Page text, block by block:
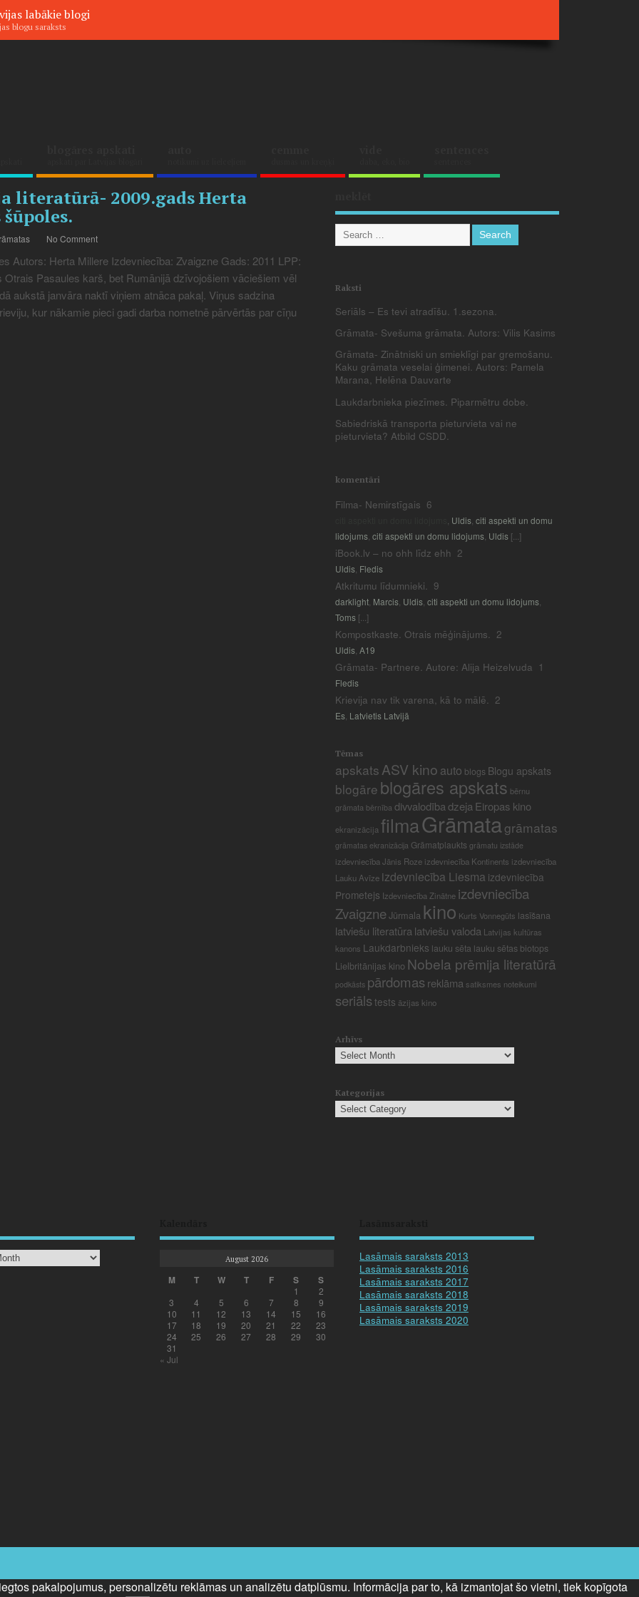
labākie blogi
blogu saraksts
literatūrā- 2009.gads Herta
No Comment
Autors: Herta Millere Izdevniecība: Zvaigzne Gads: 2011 LPP:
Otrais Pasaules karš, bet Rumānijā dzīvojošiem vāciešiem vēl
aukstā janvāra naktī viņiem atnāca pakaļ. Viņus sadzina
kur nākamie pieci gadi darba nometnē pārvērtās par cīņu
Raksti
Seriāls – Es tevi atradīšu. 1.sezona.
Grāmata- Svešuma grāmata. Autors: Vilis Kasims
Grāmata- Zinātniski un smieklīgi par gremošanu.
Kaku grāmata veselai ģimenei. Autors: Pamela
Marana, Helēna Dauvarte
Laukdarbnieka piezīmes. Piparmētru dobe.
Sabiedriskā transporta pieturvieta vai ne
pieturvieta? Atbild CSDD.
komentāri
Filma- Nemirstīgais 6
Uldis ,citi aspekti un domu
lidojums ,citi aspekti un domu lidojums Uldis [...]
iBook.lv – no ohh līdz ehh 2
Uldis Fledis
Atkritumu līdumnieki. 9
darklight Marcis Uldis ,citi aspekti un domu lidojums
Toms [...]
Kompostkaste. Otrais mēģinājums. 2
Uldis ,A19
Grāmata- Partnere. Autore: Alija Heizelvuda 1
Fledis
Krievija nav tik varena, kā to mālē. 2
Es Latvietis Latvijā
Tēmas
apskats ASV kino auto blogs Blogu apskats
blogāre blogāres apskats bērnu
grāmata bērnība divvalodībadzejaEiropas kino
ekranizācija filmaGrāmatagrāmatas
grāmatas ekranizācija Grāmatplaukts grāmatu izstāde
izdevniecība Jānis Roze izdevniecība Kontinents izdevniecība
Lauku Avīze izdevniecība Liesma izdevniecība
Prometejs Izdevniecība Zinātne izdevniecība
Zvaigzne Jūrmala kino Kurts Vonnegūts lasīšana
latviešu literatūralatviešu valoda Latvijas kultūras
kanons Laukdarbnieks lauku sēta lauku sētas biotops
Lielbritānijas kino Nobela prēmija literatūrā
podkāsts pārdomas reklāma satiksmes noteikumi
seriāls tests āzijas kino
Arhīvs
Kategorijas
August 2026
M T W T F S S
1
2
3
4 5 6 7 8
9
10
11 12 13 14 15
16
17
18 19 20 21 22
23
24
25 26 27 28 29
30
31
« Jul
Lasāmais saraksts 2013
Lasāmais saraksts 2016
Lasāmais saraksts 2017
Lasāmais saraksts 2018
Lasāmais saraksts 2019
Lasāmais saraksts 2020
pakalpojumus, personalizētu reklāmas un analizētu datplūsmu. Informācija par to, kā izmantojat šo vietni, tiek kopīgota